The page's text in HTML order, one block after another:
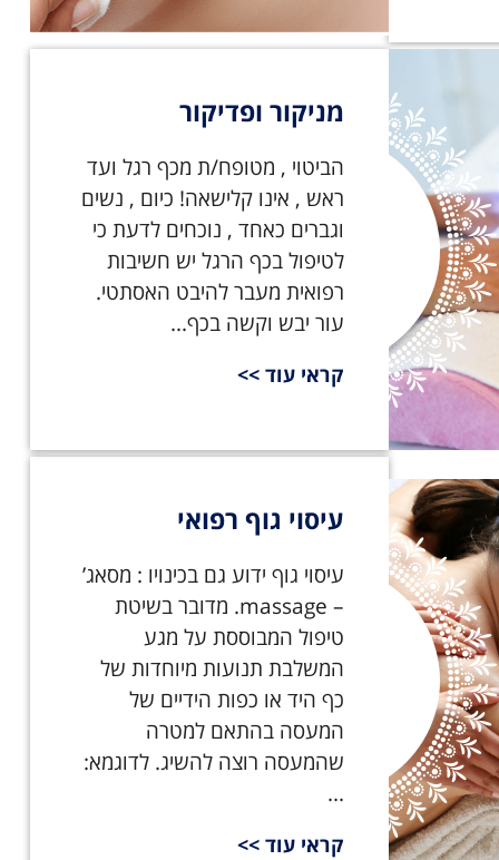
מניקור ופדיקור
הביטוי , מטופח/ת מכף רגל ועד
ראש , אינו קלישאה! כיום , נשים
וגברים כאחד , נוכחים לדעת כי
לטיפול בכף הרגל יש חשיבות
רפואית מעבר להיבט האסתטי.
עור יבש וקשה בכף...
קראי עוד >>
עיסוי גוף רפואי
עיסוי גוף ידוע גם בכינויו : מסאג’
– massage. מדובר בשיטת
טיפול המבוססת על מגע
המשלבת תנועות מיוחדות של
כף היד או כפות הידיים של
המעסה בהתאם למטרה
שהמעסה רוצה להשיג. לדוגמא:
...
קראי עוד >>